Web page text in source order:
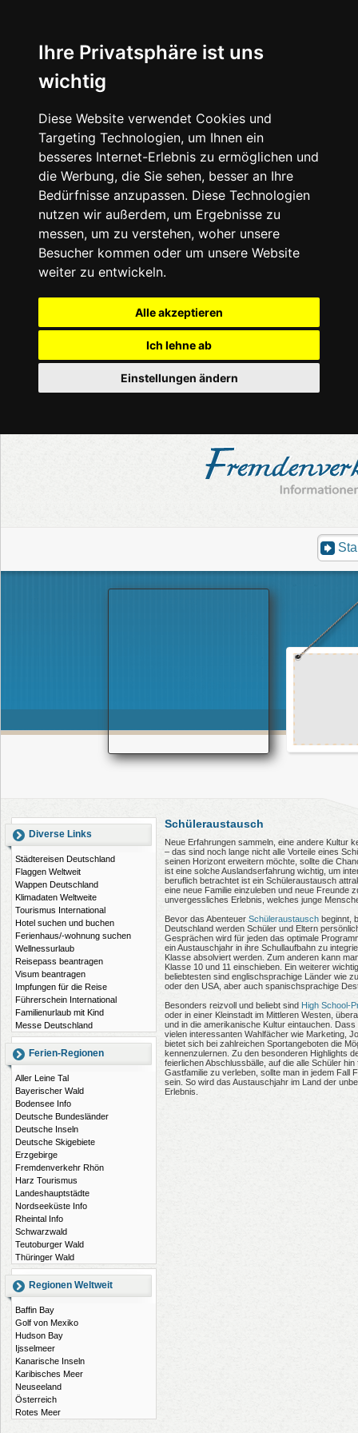
Ihre Privatsphäre ist uns
wichtig
Diese Website verwendet Cookies und
Targeting Technologien, um Ihnen ein
besseres Internet-Erlebnis zu ermöglichen und
die Werbung, die Sie sehen, besser an Ihre
Bedürfnisse anzupassen. Diese Technologien
nutzen wir außerdem, um Ergebnisse zu
messen, um zu verstehen, woher unsere
Besucher kommen oder um unsere Website
weiter zu entwickeln.
Alle akzeptieren
Ich lehne ab
Einstellungen ändern
Diverse Links
Städtereisen Deutschland
Flaggen Weltweit
Wappen Deutschland
Klimadaten Weltweite
Tourismus International
Hotel suchen und buchen
Ferienhaus/-wohnung suchen
Wellnessurlaub
Reisepass beantragen
Visum beantragen
Impfungen für die Reise
Führerschein International
Familienurlaub mit Kind
Messe Deutschland
Ferien-Regionen
Aller Leine Tal
Bayerischer Wald
Bodensee Info
Deutsche Bundesländer
Deutsche Inseln
Deutsche Skigebiete
Erzgebirge
Fremdenverkehr Rhön
Harz Tourismus
Landeshauptstädte
Nordseeküste Info
Rheintal Info
Schwarzwald
Teutoburger Wald
Thüringer Wald
Regionen Weltweit
Baffin Bay
Golf von Mexiko
Hudson Bay
Ijsselmeer
Kanarische Inseln
Karibisches Meer
Neuseeland
Österreich
Rotes Meer
Schüleraustausch
Neue Erfahrungen sammeln, eine andere Kultur
– das sind noch lange nicht alle Vorteile eines
seinen Horizont erweitern möchte, sollte die
ist eine solche Auslandserfahrung wichtig, um
beruflich betrachtet ist ein Schüleraustausch
eine neue Familie einzuleben und neue Freunde
unvergessliches Erlebnis, welches junge
Bevor das Abenteuer Schüleraustausch beginnt,
Deutschland werden Schüler und Eltern
Gesprächen wird für jeden das optimale
ein Austauschjahr in ihre Schullaufbahn zu
Klasse absolviert werden. Zum anderen kann
Klasse 10 und 11 einschieben. Ein weiterer
beliebtesten sind englischsprachige Länder wie
oder den USA, aber auch spanischsprachige
Besonders reizvoll und beliebt sind High School-
oder in einer Kleinstadt im Mittleren Westen,
und in die amerikanische Kultur eintauchen.
vielen interessanten Wahlfächer wie Marketing,
bietet sich bei zahlreichen Sportangeboten die
kennenzulernen. Zu den besonderen Highlights
feierlichen Abschlussbälle, auf die alle Schüler
Gastfamilie zu verleben, sollte man in jedem Fall
sein. So wird das Austauschjahr im Land der
Erlebnis.